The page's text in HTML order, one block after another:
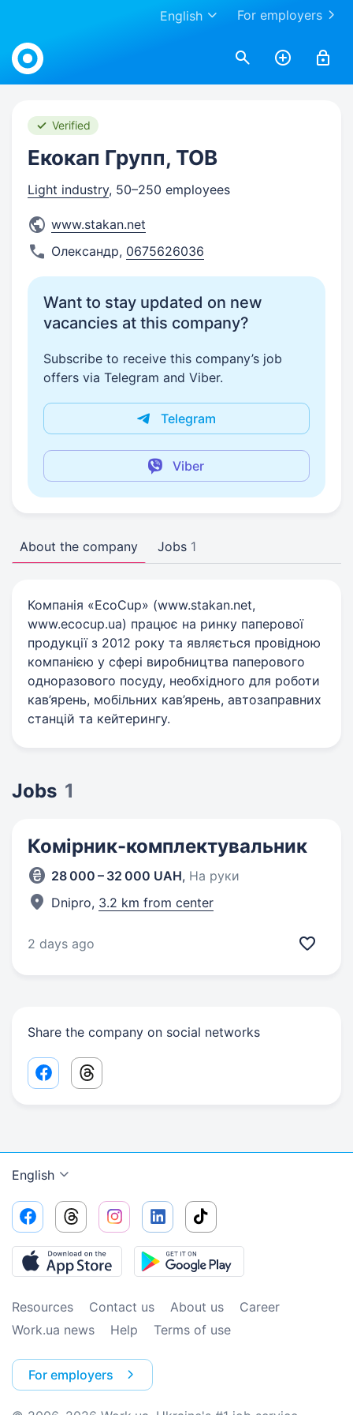
For employers
English
Work.ua
Verified
Екокап Групп, ТОВ
Light industry, 50–250 employees
www.stakan.net
Олександр, 0675626036
Want to stay updated on new
vacancies at this company?
Subscribe to receive this company’s job
offers via Telegram and Viber.
Telegram
Viber
About the company Jobs 1
Компанія «EcoCup» (www.stakan.net,
www.ecocup.ua) працює на ринку паперової
продукції з 2012 року та являється провідною
компанією у сфері виробництва паперового
одноразового посуду, необхідного для роботи
кав’ярень, мобільних кав’ярень, автозаправних
станцій та кейтерингу.
Jobs 1
Комірник-комплектувальник
28 000 – 32 000 UAH, На руки
Dnipro, 3.2 km from center
2 days ago
Share the company on social networks
Facebook share link
Threads share link
English
Resources Contact us About us
Сareer
Work.ua news
Help Terms of use
For employers